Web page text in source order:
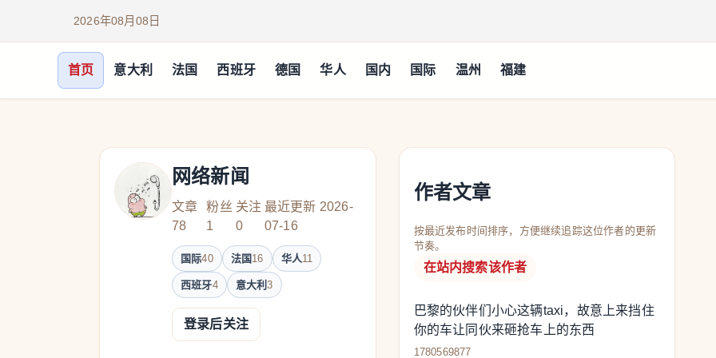
2026年08月08日
首页 意大利 法国 西班牙 德国 华人 国内 国际 温州 福建
网络新闻
文章
78
粉丝
1
关注
0
最近更新 2026-
07-16
国际40 法国 16 华人11
西班牙4 意大利3
登录后关注
作者文章
按最近发布时间排序，方便继续追踪这位作者的更新
节奏。
在站内搜索该作者
巴黎的伙伴们小心这辆taxi，故意上来挡住
你的车让同伙来砸抢车上的东西
1780569877